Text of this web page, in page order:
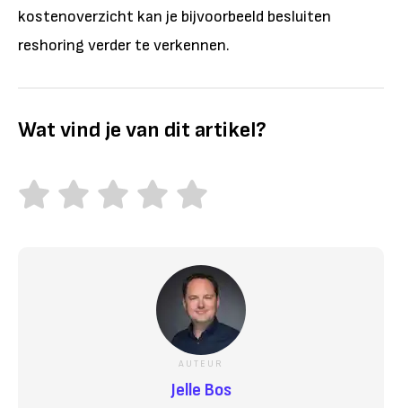
kostenoverzicht kan je bijvoorbeeld besluiten
reshoring verder te verkennen.
Wat vind je van dit artikel?
AUTEUR
Jelle Bos